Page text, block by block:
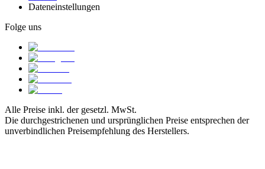
Dateneinstellungen
Folge uns
Alle Preise inkl. der gesetzl. MwSt.
Die durchgestrichenen und ursprünglichen Preise entsprechen der
unverbindlichen Preisempfehlung des Herstellers.